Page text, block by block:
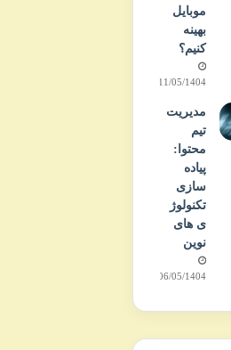
موبایل
بهینه
کنیم؟
11/05/1404
مدیریت
تیم
محتوا:
پیاده
سازی
تکنولوژ
ی های
نوین
06/05/1404